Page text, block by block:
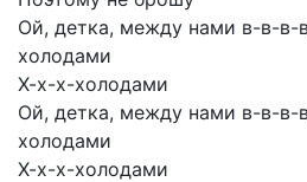
Ой, детка, между нами в-в-в-
холодами
Х-х-х-холодами
Ой, детка, между нами в-в-в-
холодами
Х-х-х-холодами